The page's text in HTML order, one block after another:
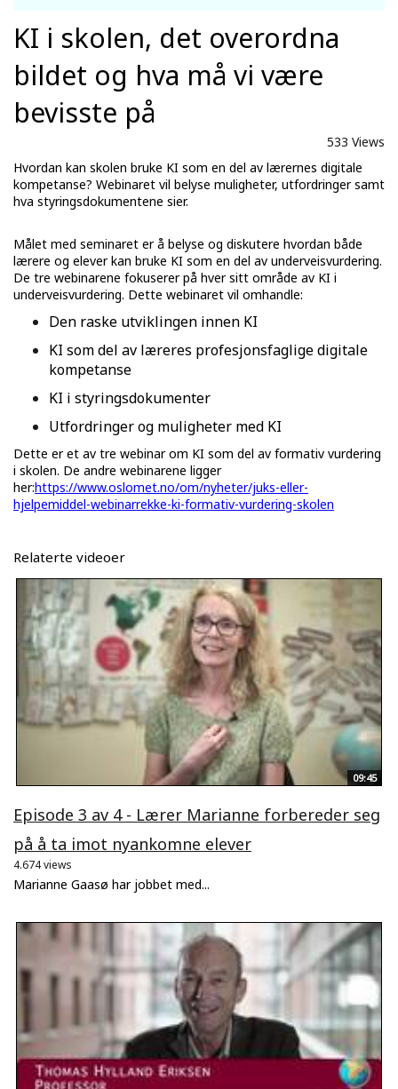
KI i skolen, det overordna
bildet og hva må vi være
bevisste på
533 Views
Hvordan kan skolen bruke KI som en del av lærernes digitale
kompetanse? Webinaret vil belyse muligheter, utfordringer samt
hva styringsdokumentene sier.
Målet med seminaret er å belyse og diskutere hvordan både
lærere og elever kan bruke KI som en del av underveisvurdering.
De tre webinarene fokuserer på hver sitt område av KI i
underveisvurdering. Dette webinaret vil omhandle:
Den raske utviklingen innen KI
KI som del av læreres profesjonsfaglige digitale
kompetanse
KI i styringsdokumenter
Utfordringer og muligheter med KI
Dette er et av tre webinar om KI som del av formativ vurdering
i skolen. De andre webinarene ligger
her:https://www.oslomet.no/om/nyheter/juks-eller-
hjelpemiddel-webinarrekke-ki-formativ-vurdering-skolen
Relaterte videoer
09:45
Episode 3 av 4 - Lærer Marianne forbereder seg
på å ta imot nyankomne elever
4.674 views
Marianne Gaasø har jobbet med...